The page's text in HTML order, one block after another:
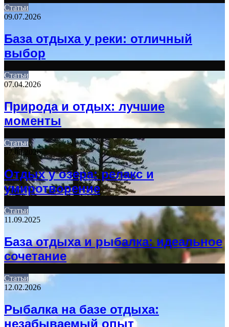
Статьи
09.07.2026
База отдыха у реки: отличный
выбор
Статьи
07.04.2026
Природа и отдых: лучшие
моменты
Статьи
07.03.2026
Отдых у озера: релакс и
умиротворение
Статьи
11.09.2025
База отдыха и рыбалка: идеальное
сочетание
Статьи
12.02.2026
Рыбалка на базе отдыха:
незабываемый опыт